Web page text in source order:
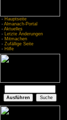
- Hauptseite
- Almanach-Portal
- Aktuelles
- Letzte Änderungen
- Mitmachen
- Zufällige Seite
- Hilfe